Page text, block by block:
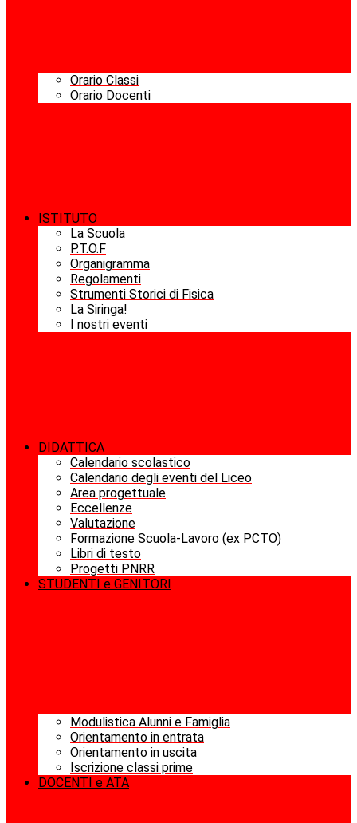
Orario Classi
Orario Docenti
ISTITUTO
La Scuola
P.T.O.F
Organigramma
Regolamenti
Strumenti Storici di Fisica
La Siringa!
I nostri eventi
DIDATTICA
Calendario scolastico
Calendario degli eventi del Liceo
Area progettuale
Eccellenze
Valutazione
Formazione Scuola-Lavoro (ex PCTO)
Libri di testo
Progetti PNRR
STUDENTI e GENITORI
Modulistica Alunni e Famiglia
Orientamento in entrata
Orientamento in uscita
Iscrizione classi prime
DOCENTI e ATA